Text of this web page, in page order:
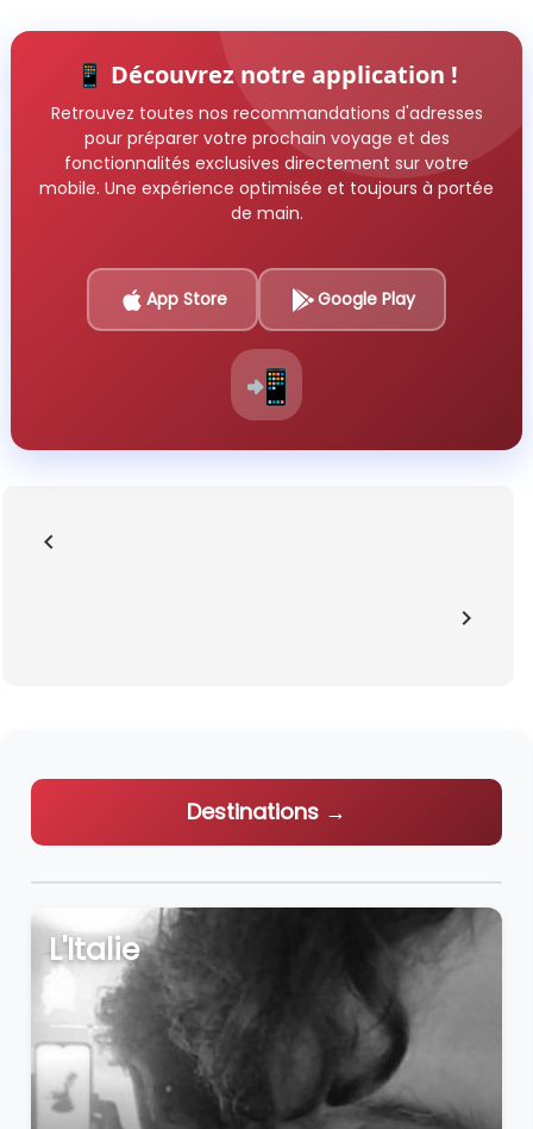
📱 Découvrez notre application !
Retrouvez toutes nos recommandations d'adresses
pour préparer votre prochain voyage et des
fonctionnalités exclusives directement sur votre
mobile. Une expérience optimisée et toujours à portée
de main.
App Store Google Play
📲
chevron_left
chevron_right
Destinations →
L'Italie